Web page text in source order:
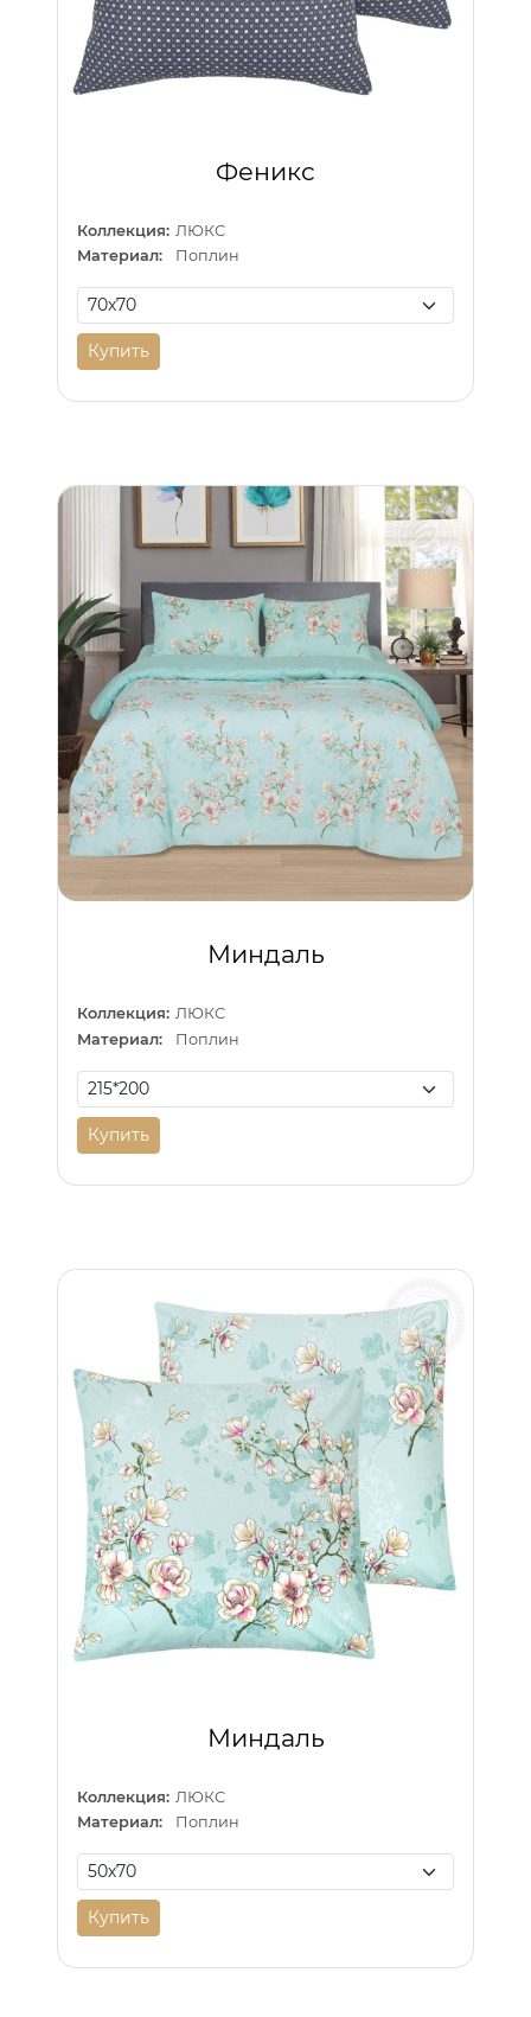
Феникс
Коллекция: ЛЮКС
Материал:
Поплин
Купить
Миндаль
Коллекция: ЛЮКС
Материал:
Поплин
Купить
Миндаль
Коллекция: ЛЮКС
Материал:
Поплин
Купить